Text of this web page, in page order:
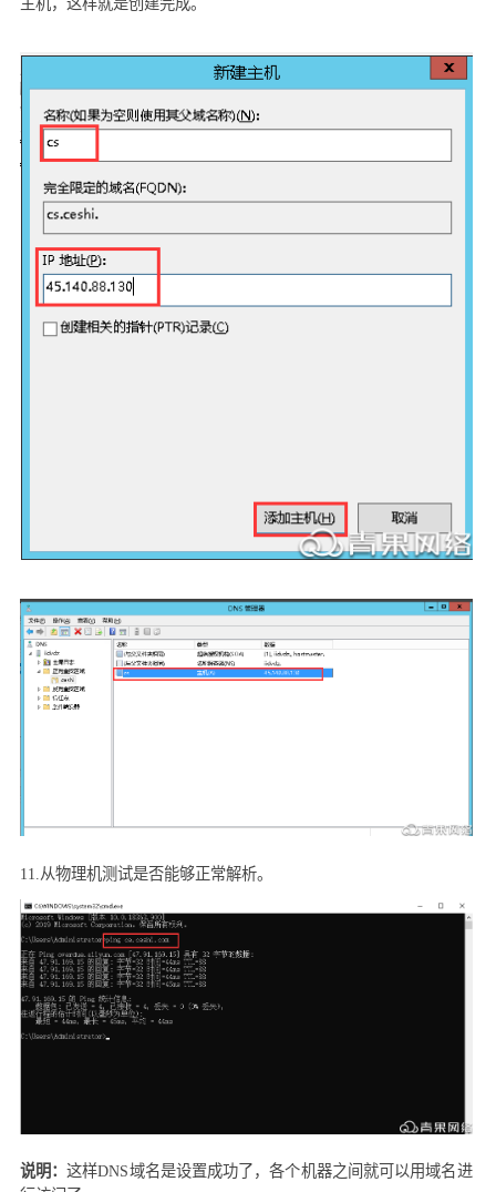
主机，这样就是创建完成。
11.从物理机测试是否能够正常解析。
说明：这样DNS域名是设置成功了，各个机器之间就可以用域名进